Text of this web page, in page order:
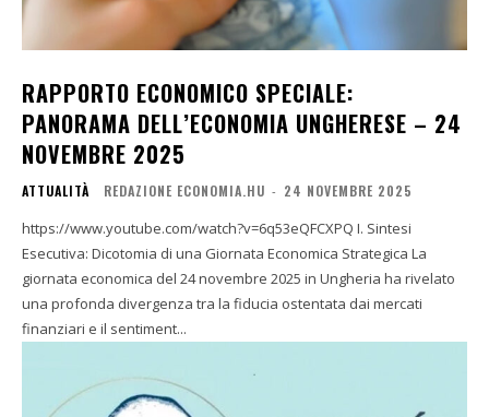
RAPPORTO ECONOMICO SPECIALE:
PANORAMA DELL’ECONOMIA UNGHERESE – 24
NOVEMBRE 2025
ATTUALITÀ REDAZIONE ECONOMIA.HU - 24 NOVEMBRE 2025
https://www.youtube.com/watch?v=6q53eQFCXPQ I. Sintesi
Esecutiva: Dicotomia di una Giornata Economica Strategica La
giornata economica del 24 novembre 2025 in Ungheria ha rivelato
una profonda divergenza tra la fiducia ostentata dai mercati
finanziari e il sentiment...